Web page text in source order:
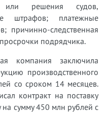
или решения судов,
штрафов; платежные
причинно-следственная
подрядчика.
компания заключила
производственного
со сроком 14 месяцев.
контракт на поставку
сумму 450 млн рублей с